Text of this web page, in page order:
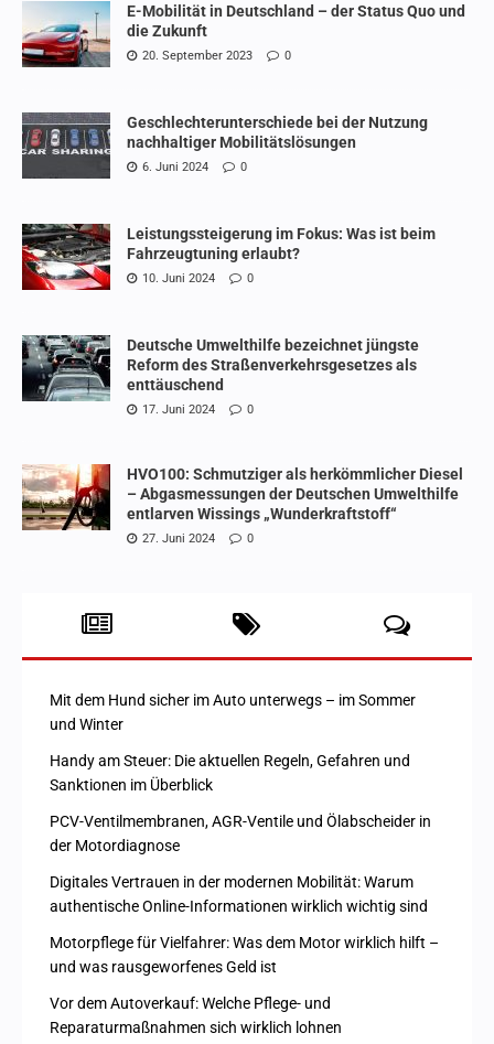
E-Mobilität in Deutschland – der Status Quo und
die Zukunft
20. September 2023 0
Geschlechterunterschiede bei der Nutzung
nachhaltiger Mobilitätslösungen
6. Juni 2024 0
Leistungssteigerung im Fokus: Was ist beim
Fahrzeugtuning erlaubt?
10. Juni 2024 0
Deutsche Umwelthilfe bezeichnet jüngste
Reform des Straßenverkehrsgesetzes als
enttäuschend
17. Juni 2024 0
HVO100: Schmutziger als herkömmlicher Diesel
– Abgasmessungen der Deutschen Umwelthilfe
entlarven Wissings „Wunderkraftstoff“
27. Juni 2024 0
Mit dem Hund sicher im Auto unterwegs – im Sommer
und Winter
Handy am Steuer: Die aktuellen Regeln, Gefahren und
Sanktionen im Überblick
PCV-Ventilmembranen, AGR-Ventile und Ölabscheider in
der Motordiagnose
Digitales Vertrauen in der modernen Mobilität: Warum
authentische Online-Informationen wirklich wichtig sind
Motorpflege für Vielfahrer: Was dem Motor wirklich hilft –
und was rausgeworfenes Geld ist
Vor dem Autoverkauf: Welche Pflege- und
Reparaturmaßnahmen sich wirklich lohnen